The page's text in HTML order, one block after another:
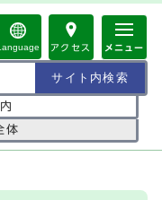
アクセス メニュー
体